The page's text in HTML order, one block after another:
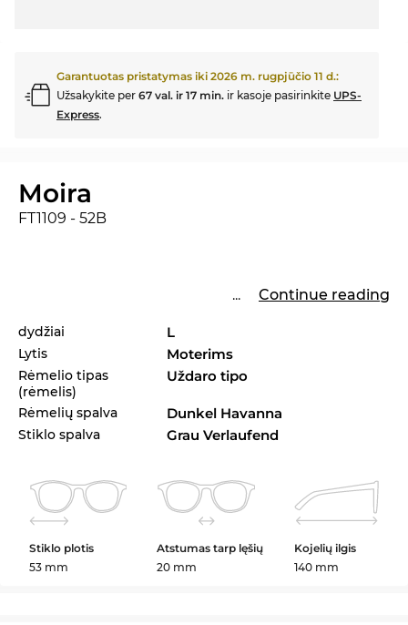
Garantuotas pristatymas iki 2026 m. rugpjūčio 11 d.:
Užsakykite per 67 val. ir 17 min. ir kasoje pasirinkite UPS-
Express.
Moira
FT1109 - 52B
... Continue reading
dydžiai L
Lytis Moterims
Rėmelio tipas
(rėmelis)
Uždaro tipo
Rėmelių spalva Dunkel Havanna
Stiklo spalva Grau Verlaufend
Stiklo plotis
53 mm
Atstumas tarp lęšių
20 mm
Kojelių ilgis
140 mm